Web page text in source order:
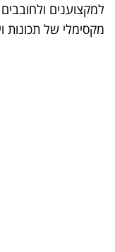
למקצוענים
מקסימלי של תכונות